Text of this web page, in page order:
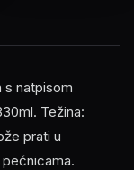
s natpisom
Težina:
prati u